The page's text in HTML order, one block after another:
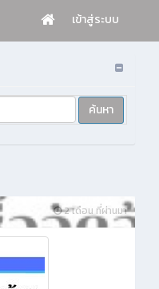
เข้าสู่ระบบ
2 เดือน ที่ผ่านมา